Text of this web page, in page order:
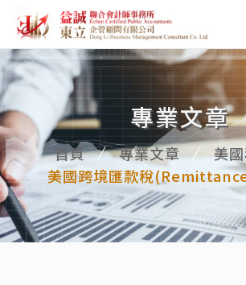
專業文章
首頁 專業文章
美
美國跨境匯款稅